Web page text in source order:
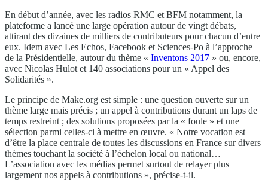
En début d’année, avec les radios RMC et BFM notamment, la
plateforme a lancé une large opération autour de vingt débats,
attirant des dizaines de milliers de contributeurs pour chacun d’entre
eux. Idem avec Les Echos, Facebook et Sciences-Po à l’approche
de la Présidentielle, autour du thème « Inventons 2017 » ou, encore,
avec Nicolas Hulot et 140 associations pour un « Appel des
Solidarités ».
Le principe de Make.org est simple : une question ouverte sur un
thème large mais précis ; un appel à contributions durant un laps de
temps restreint ; des solutions proposées par la « foule » et une
sélection parmi celles-ci à mettre en œuvre. « Notre vocation est
d’être la place centrale de toutes les discussions en France sur divers
thèmes touchant la société à l’échelon local ou national…
L’association avec les médias permet surtout de relayer plus
largement nos appels à contributions », précise-t-il.